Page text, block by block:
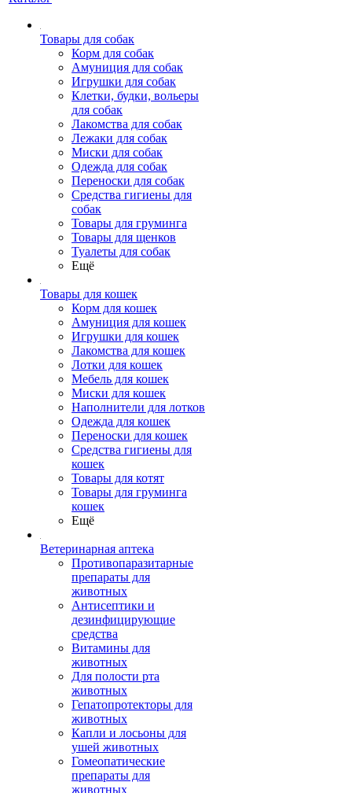
Товары для собак
Корм для собак
Амуниция для собак
Игрушки для собак
Клетки, будки, вольеры
для собак
Лакомства для собак
Лежаки для собак
Миски для собак
Одежда для собак
Переноски для собак
Средства гигиены для
собак
Товары для груминга
Товары для щенков
Туалеты для собак
Ещё
Товары для кошек
Корм для кошек
Амуниция для кошек
Игрушки для кошек
Лакомства для кошек
Лотки для кошек
Мебель для кошек
Миски для кошек
Наполнители для лотков
Одежда для кошек
Переноски для кошек
Средства гигиены для
кошек
Товары для котят
Товары для груминга
кошек
Ещё
Ветеринарная аптека
Противопаразитарные
препараты для
животных
Антисептики и
дезинфицирующие
средства
Витамины для
животных
Для полости рта
животных
Гепатопротекторы для
животных
Капли и лосьоны для
ушей животных
Гомеопатические
препараты для
животных